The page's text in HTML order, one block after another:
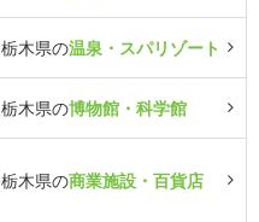
栃木県の温泉・スパリゾート
栃木県の博物館・科学館
栃木県の商業施設・百貨店